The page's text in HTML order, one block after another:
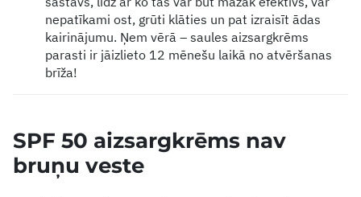
nepatīkami ost, grūti klāties un pat izraisīt ādas
kairinājumu. Ņem vērā – saules aizsargkrēms
parasti ir jāizlieto 12 mēnešu laikā no atvēršanas
brīža!
SPF 50 aizsargkrēms nav
bruņu veste